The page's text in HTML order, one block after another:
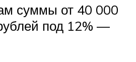
суммы от 40 000
под 12% —